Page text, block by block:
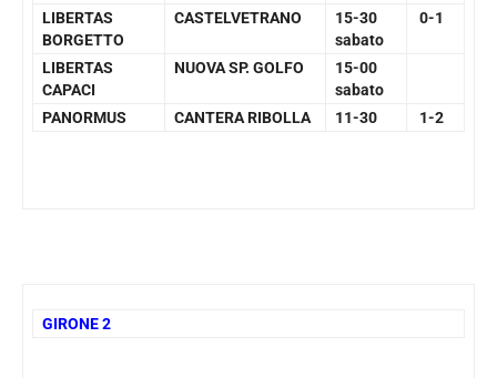
LIBERTAS
BORGETTO
CASTELVETRANO
15-30
sabato
0-1
LIBERTAS
CAPACI
NUOVA SP. GOLFO
15-00
sabato
PANORMUS
CANTERA RIBOLLA 11-30 1-2
GIRONE 2